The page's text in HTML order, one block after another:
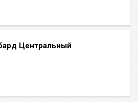
Центральный